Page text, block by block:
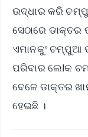
ଉଦ୍ଧାର କରି
ସେଠାରେ
ଏମାନକୁଂ ଚମ୍ପୁଆ
ପରିବାର ଲେlକ
ବେଳେ ଡାକ୍ତର
ହେଇଛି ।